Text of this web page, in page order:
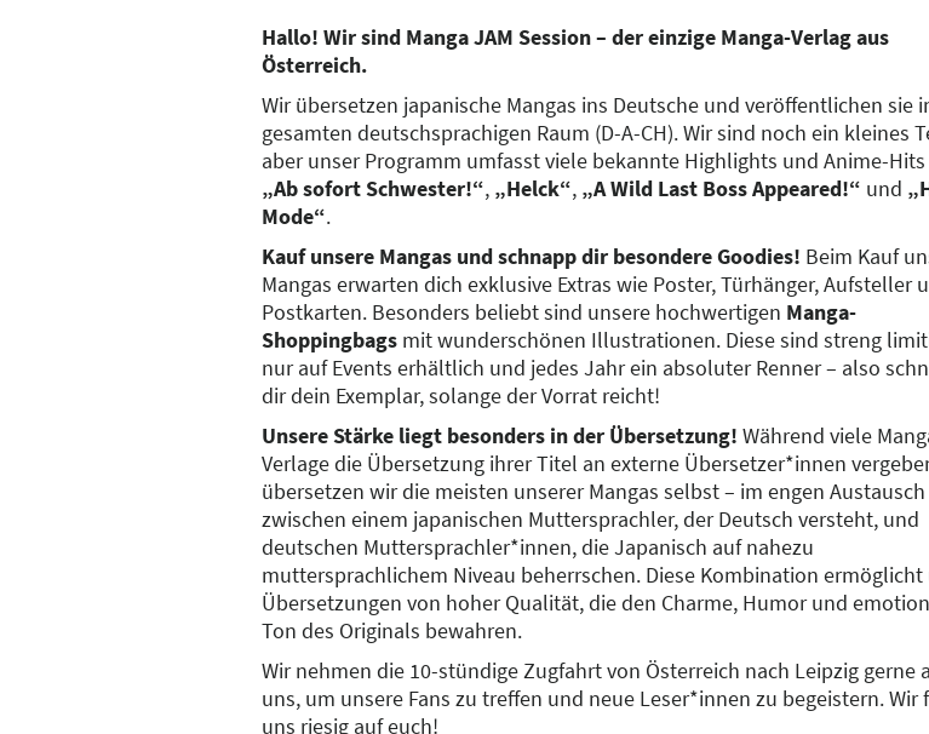
Hallo! Wir sind Manga JAM Session – der einzige Manga-Verlag aus
Österreich.
Wir übersetzen japanische Mangas ins Deutsche und veröffentlichen sie
gesamten deutschsprachigen Raum (D-A-CH). Wir sind noch ein kleines
aber unser Programm umfasst viele bekannte Highlights und Anime-
„Ab sofort Schwester!“, „Helck“, „A Wild Last Boss Appeared!“ und
Mode“.
Kauf unsere Mangas und schnapp dir besondere Goodies! Beim Kauf
Mangas erwarten dich exklusive Extras wie Poster, Türhänger, Aufsteller
Postkarten. Besonders beliebt sind unsere hochwertigen Manga-
Shoppingbags mit wunderschönen Illustrationen. Diese sind streng
nur auf Events erhältlich und jedes Jahr ein absoluter Renner – also
dir dein Exemplar, solange der Vorrat reicht!
Unsere Stärke liegt besonders in der Übersetzung! Während viele
Verlage die Übersetzung ihrer Titel an externe Übersetzer*innen
übersetzen wir die meisten unserer Mangas selbst – im engen Austausch
zwischen einem japanischen Muttersprachler, der Deutsch versteht, und
deutschen Muttersprachler*innen, die Japanisch auf nahezu
muttersprachlichem Niveau beherrschen. Diese Kombination ermöglicht
Übersetzungen von hoher Qualität, die den Charme, Humor und
Ton des Originals bewahren.
Wir nehmen die 10-stündige Zugfahrt von Österreich nach Leipzig gerne
uns, um unsere Fans zu treffen und neue Leser*innen zu begeistern. Wir
uns riesig auf euch!